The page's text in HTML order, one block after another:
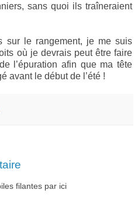
sans quoi ils traîneraient
sur le rangement, je me suis
où je devrais peut être faire
l’épuration afin que ma tête
avant le début de l’été !
filantes par ici